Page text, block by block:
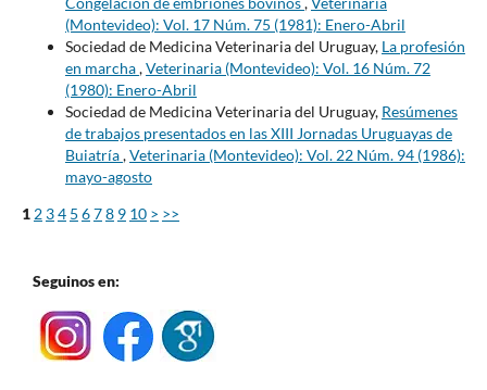
(Montevideo): Vol. 17 Núm. 75 (1981): Enero-Abril
Sociedad de Medicina Veterinaria del Uruguay, La profesión
en marcha,Veterinaria (Montevideo): Vol. 16 Núm. 72
(1980): Enero-Abril
Sociedad de Medicina Veterinaria del Uruguay, Resúmenes
de trabajos presentados en las XIII Jornadas Uruguayas de
Buiatría,Veterinaria (Montevideo): Vol. 22 Núm. 94 (1986):
mayo-agosto
1 2 34 5 678 9 10 > >>
Seguinos en: